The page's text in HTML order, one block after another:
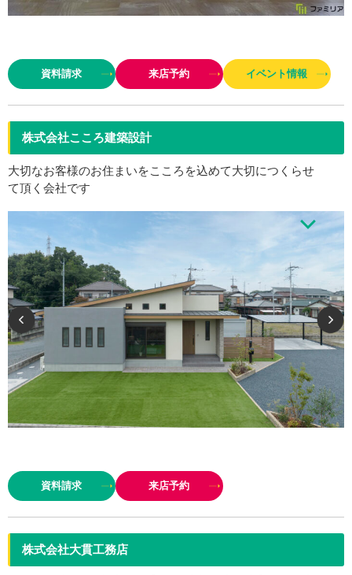
イン×高性能×高品質＞
資料請求 来店予約 イベント情報
株式会社こころ建築設計
大切なお客様のお住まいをこころを込めて大切につくらせ
て頂く会社です
資料請求 来店予約
株式会社大貫工務店